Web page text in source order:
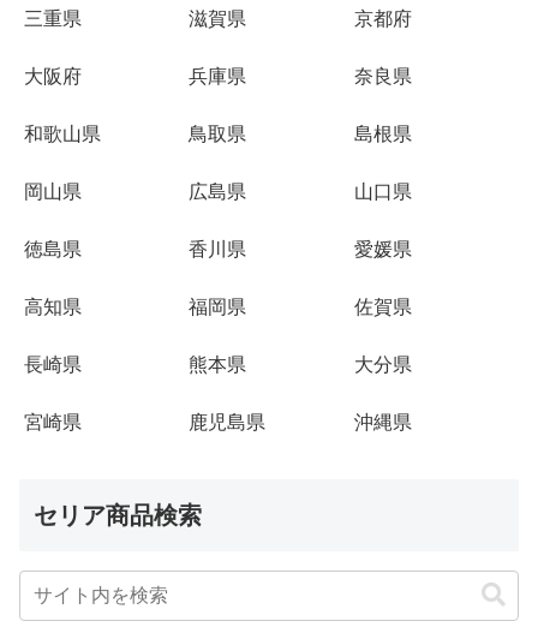
三重県 滋賀県 京都府
大阪府 兵庫県 奈良県
和歌山県 鳥取県 島根県
岡山県 広島県 山口県
徳島県 香川県 愛媛県
高知県 福岡県 佐賀県
長崎県 熊本県 大分県
宮崎県 鹿児島県 沖縄県
セリア商品検索